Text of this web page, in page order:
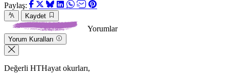
Paylaş:
Kaydet
Yorumlar
Yorum Kuralları
Değerli HTHayat okurları,